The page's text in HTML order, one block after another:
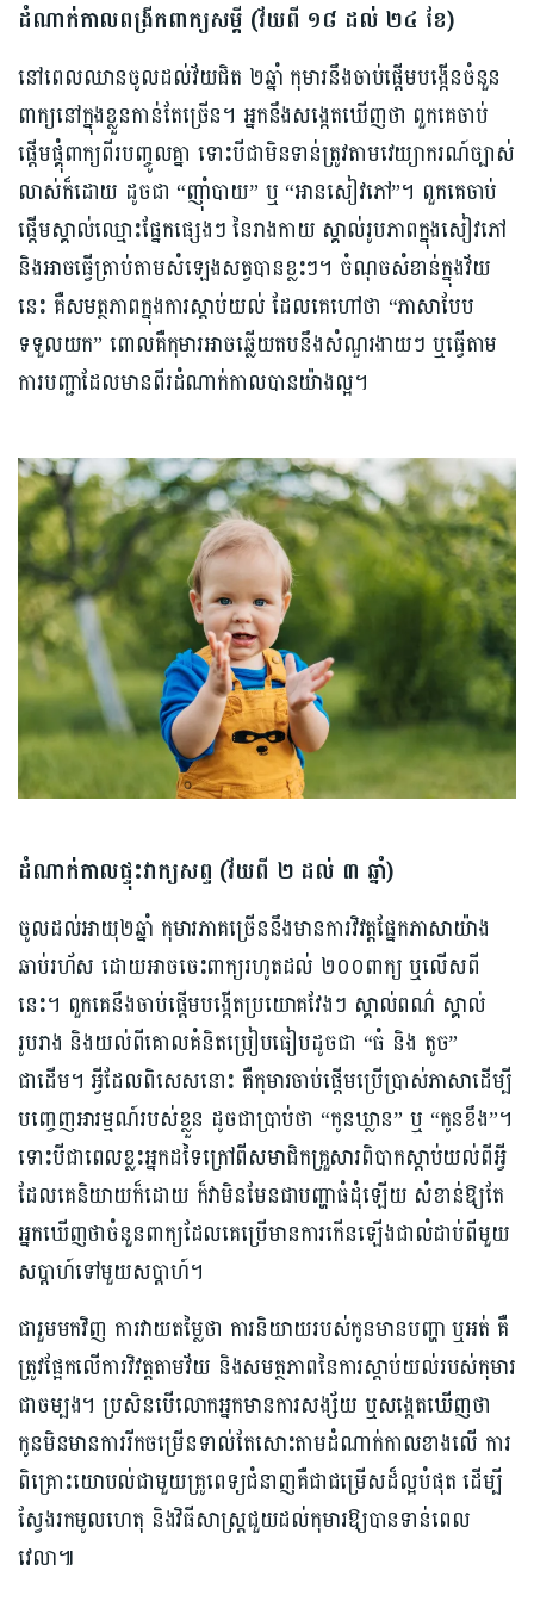
ដំណាក់កាលពង្រីកពាក្យសម្ដី (វ័យពី ១៨ ដល់ ២៤ ខែ)
នៅពេលឈានចូលដល់វ័យជិត ២ឆ្នាំ កុមារនឹងចាប់ផ្ដើមបង្កើនចំនួន
ពាក្យនៅក្នុងខ្លួនកាន់តែច្រើន។ អ្នកនឹងសង្កេតឃើញថា ពួកគេចាប់
ផ្ដើមផ្គុំពាក្យពីរបញ្ចូលគ្នា ទោះបីជាមិនទាន់ត្រូវតាមវេយ្យាករណ៍ច្បាស់
លាស់ក៏ដោយ ដូចជា “ញ៉ាំបាយ” ឬ “អានសៀវភៅ”។ ពួកគេចាប់
ផ្ដើមស្គាល់ឈ្មោះផ្នែកផ្សេងៗ នៃរាងកាយ ស្គាល់រូបភាពក្នុងសៀវភៅ
និងអាចធ្វើត្រាប់តាមសំឡេងសត្វបានខ្លះៗ។ ចំណុចសំខាន់ក្នុងវ័យ
នេះ គឺសមត្ថភាពក្នុងការស្ដាប់យល់ ដែលគេហៅថា “ភាសាបែប
ទទួលយក” ពោលគឺកុមារអាចឆ្លើយតបនឹងសំណួរងាយៗ ឬធ្វើតាម
ការបញ្ជាដែលមានពីរដំណាក់កាលបានយ៉ាងល្អ។
ដំណាក់កាលផ្ទុះវាក្យសព្ទ (វ័យពី ២ ដល់ ៣ ឆ្នាំ)
ចូលដល់អាយុ២ឆ្នាំ កុមារភាគច្រើននឹងមានការវិវត្តផ្នែកភាសាយ៉ាង
ឆាប់រហ័ស ដោយអាចចេះពាក្យរហូតដល់ ២០០ពាក្យ ឬលើសពី
នេះ។ ពួកគេនឹងចាប់ផ្ដើមបង្កើតប្រយោគវែងៗ ស្គាល់ពណ៌ ស្គាល់
រូបរាង និងយល់ពីគោលគំនិតប្រៀបធៀបដូចជា “ធំ និង តូច”
ជាដើម។ អ្វីដែលពិសេសនោះ គឺកុមារចាប់ផ្ដើមប្រើប្រាស់ភាសាដើម្បី
បញ្ចេញអារម្មណ៍របស់ខ្លួន ដូចជាប្រាប់ថា “កូនឃ្លាន” ឬ “កូនខឹង”។
ទោះបីជាពេលខ្លះអ្នកដទៃក្រៅពីសមាជិកគ្រួសារពិបាកស្ដាប់យល់ពីអ្វី
ដែលគេនិយាយក៏ដោយ ក៏វាមិនមែនជាបញ្ហាធំដុំឡើយ សំខាន់ឱ្យតែ
អ្នកឃើញថាចំនួនពាក្យដែលគេប្រើមានការកើនឡើងជាលំដាប់ពីមួយ
សប្ដាហ៍ទៅមួយសប្ដាហ៍។
ជារួមមកវិញ ការវាយតម្លៃថា ការនិយាយរបស់កូនមានបញ្ហា ឬអត់ គឺ
ត្រូវផ្អែកលើការវិវត្តតាមវ័យ និងសមត្ថភាពនៃការស្ដាប់យល់របស់កុមារ
ជាចម្បង។ ប្រសិនបើលោកអ្នកមានការសង្ស័យ ឬសង្កេតឃើញថា
កូនមិនមានការរីកចម្រើនទាល់តែសោះតាមដំណាក់កាលខាងលើ ការ
ពិគ្រោះយោបល់ជាមួយគ្រូពេទ្យជំនាញគឺជាជម្រើសដ៏ល្អបំផុត ដើម្បី
ស្វែងរកមូលហេតុ និងវិធីសាស្ត្រជួយដល់កុមារឱ្យបានទាន់ពេល
វេលា៕